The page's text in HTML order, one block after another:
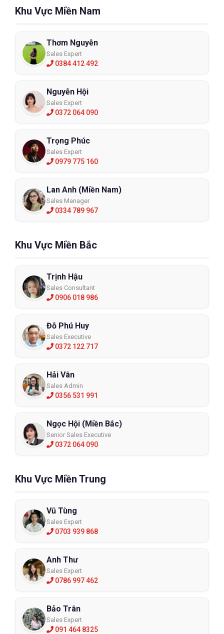
Khu Vực Miền Nam
Thơm Nguyễn
Sales Expert
0384 412 492
Nguyễn Hội
Sales Expert
0372 064 090
Trọng Phúc
Sales Expert
0979 775 160
Lan Anh (Miền Nam)
Sales Manager
0334 789 967
Khu Vực Miền Bắc
Trịnh Hậu
Sales Consultant
0906 018 986
Đỗ Phú Huy
Sales Executive
0372 122 717
Hải Vân
Sales Admin
0356 531 991
Ngọc Hội (Miền Bắc)
Senior Sales Executive
0372 064 090
Khu Vực Miền Trung
Vũ Tùng
Sales Expert
0703 939 868
Anh Thư
Sales Expert
0786 997 462
Bảo Trân
Sales Expert
091 464 8325